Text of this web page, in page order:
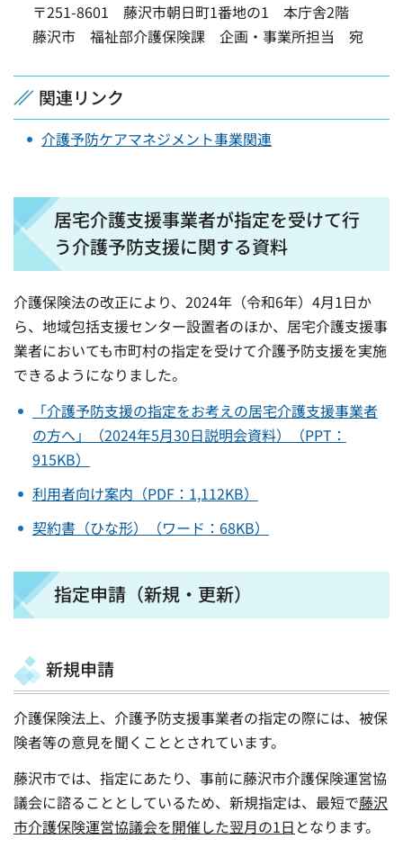
〒251-8601 藤沢市朝日町1番地の1 本庁舎2階
藤沢市 福祉部介護保険課 企画・事業所担当 宛
関連リンク
介護予防ケアマネジメント事業関連
居宅介護支援事業者が指定を受けて行
う介護予防支援に関する資料
介護保険法の改正により、2024年（令和6年）4月1日か
ら、地域包括支援センター設置者のほか、居宅介護支援事
業者においても市町村の指定を受けて介護予防支援を実施
できるようになりました。
「介護予防支援の指定をお考えの居宅介護支援事業者
の方へ」（2024年5月30日説明会資料）（PPT：
915KB）
利用者向け案内（PDF：1,112KB）
契約書（ひな形）（ワード：68KB）
指定申請（新規・更新）
新規申請
介護保険法上、介護予防支援事業者の指定の際には、被保
険者等の意見を聞くこととされています。
藤沢市では、指定にあたり、事前に藤沢市介護保険運営協
議会に諮ることとしているため、新規指定は、最短で藤沢
市介護保険運営協議会を開催した翌月の1日 となります。